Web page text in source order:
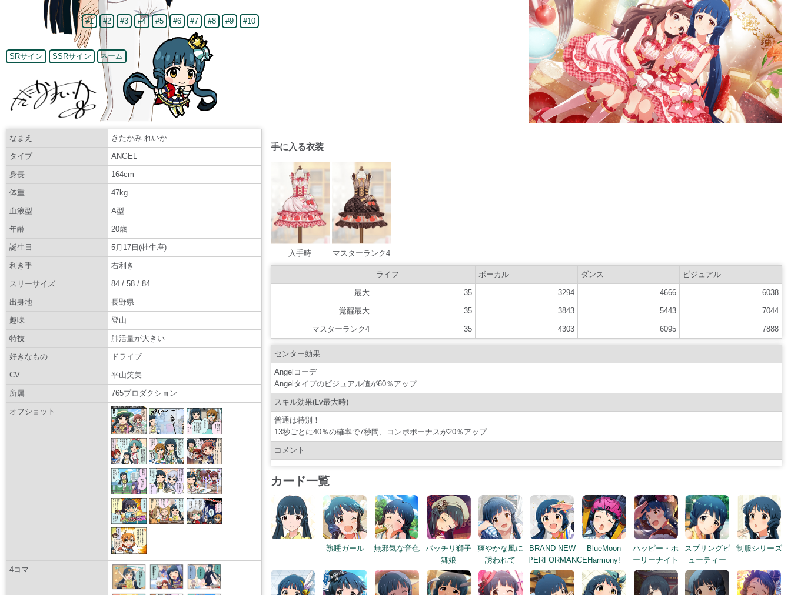
#1 #2 #3 #4 #5 #6 #7 #8 #9 #10
SRサイン SSRサイン ネーム
なまえ きたかみ れいか
タイプ ANGEL
身長 164cm
体重 47kg
血液型 A型
年齢 20歳
誕生日 5月17日(牡牛座)
利き手 右利き
スリーサイズ 84 / 58 / 84
出身地 長野県
趣味 登山
特技 肺活量が大きい
好きなもの ドライブ
CV 平山笑美
所属 765プロダクション
オフショット
4コマ
手に入る衣装
入手時 マスターランク4
ライフ ボーカル ダンス ビジュアル
最大 35 3294 4666 6038
覚醒最大 35 3843 5443 7044
マスターランク4 35 4303 6095 7888
センター効果
Angelコーデ
Angelタイプのビジュアル値が60％アップ
スキル効果(Lv最大時)
普通は特別！
13秒ごとに40％の確率で7秒間、コンボボーナスが20％アップ
コメント
カード一覧
熟睡ガール 無邪気な音色
パッチリ獅子
舞娘
爽やかな風に
誘われて
BRAND NEW
PERFORMANCE
BlueMoon
Harmony!
ハッピー・ホ
ーリーナイト
スプリングビ
ューティー
制服シリーズ